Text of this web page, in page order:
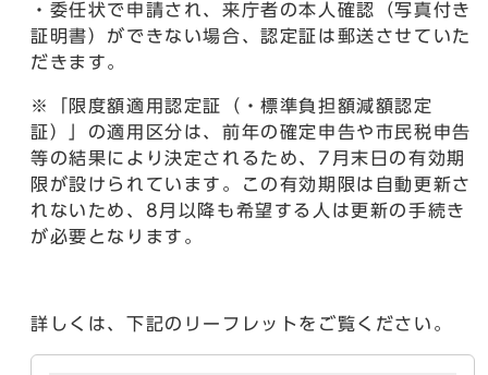
・委任状で申請され、来庁者の本人確認（写真付き
証明書）ができない場合、認定証は郵送させていた
だきます。
※「限度額適用認定証（・標準負担額減額認定
証）」の適用区分は、前年の確定申告や市民税申告
等の結果により決定されるため、7月末日の有効期
限が設けられています。この有効期限は自動更新さ
れないため、8月以降も希望する人は更新の手続き
が必要となります。
詳しくは、下記のリーフレットをご覧ください。